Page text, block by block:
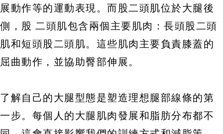
展動作等的運動表現。而股二頭肌位於大腿後
側，股 二頭肌包含兩個主要肌肉：長頭股二頭
肌和短頭股二頭肌。這些肌肉主要負責膝蓋的
屈曲動作，並協助臀部伸展。
了解自己的大腿型態是塑造理想腿部線條的第
一步。每個人的大腿肌肉發展和脂肪分布都不